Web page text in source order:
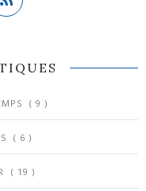
( 9 )
( 6 )
( 19 )